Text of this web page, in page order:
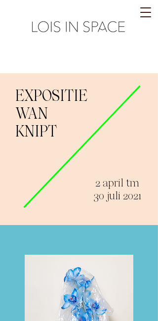
EXPOSITIE
WAN
KNIPT
2 april tm
30 juli 2021